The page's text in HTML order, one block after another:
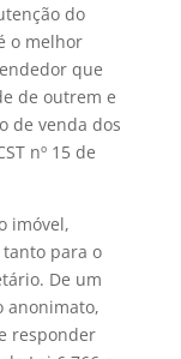
do
o melhor
que
de outrem e
de venda dos
nº 15 de
imóvel,
para o
De um
anonimato,
responder